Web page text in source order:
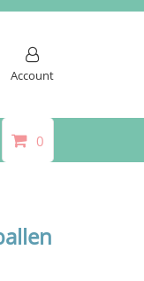
Account
0